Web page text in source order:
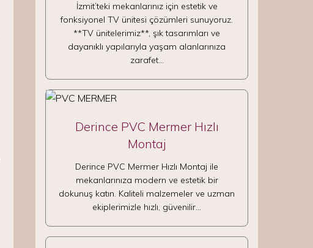
İzmit’teki mekanlarınız için estetik ve
fonksiyonel TV ünitesi çözümleri sunuyoruz.
**TV ünitelerimiz**, şık tasarımları ve
dayanıklı yapılarıyla yaşam alanlarınıza
zarafet…
Derince PVC Mermer Hızlı
Montaj
Derince PVC Mermer Hızlı Montaj ile
mekanlarınıza modern ve estetik bir
dokunuş katın. Kaliteli malzemeler ve uzman
ekiplerimizle hızlı, güvenilir…